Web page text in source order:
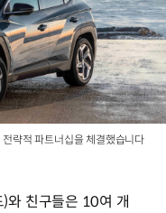
략적 파트너십을 체결했습니다
와 친구들은 10여 개